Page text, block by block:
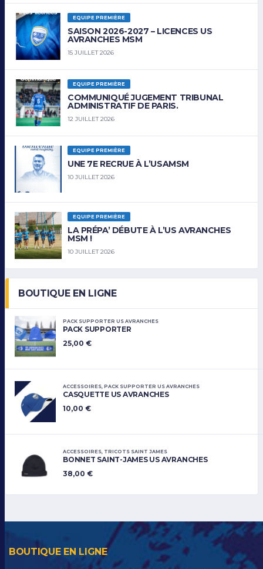
EQUIPE PREMIÈRE
SAISON 2026-2027 – LICENCES US
AVRANCHES MSM
15 JUILLET 2026
EQUIPE PREMIÈRE
COMMUNIQUÉ JUGEMENT TRIBUNAL
ADMINISTRATIF DE PARIS.
12 JUILLET 2026
EQUIPE PREMIÈRE
UNE 7E RECRUE À L’USAMSM
10 JUILLET 2026
EQUIPE PREMIÈRE
LA PRÉPA’ DÉBUTE À L’US AVRANCHES
MSM !
10 JUILLET 2026
BOUTIQUE EN LIGNE
PACK SUPPORTER US AVRANCHES
PACK SUPPORTER
25,00 €
ACCESSOIRES, PACK SUPPORTER US AVRANCHES
CASQUETTE US AVRANCHES
10,00 €
ACCESSOIRES, TRICOTS SAINT JAMES
BONNET SAINT-JAMES US AVRANCHES
38,00 €
BOUTIQUE EN LIGNE